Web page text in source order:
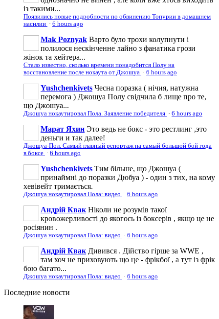
із такими...
Появились новые подробности по обвинению Топурии в домашнем
насилии · 6 hours ago
Mak Poznyak Варто було трохи колупнути і
полилося нескінченне лайно з фанатика грози
жінок та хейтера...
Стало известно, сколько времени понадобится Полу на
восстановление после нокаута от Джошуа · 6 hours ago
Yushchenkivets Чесна поразка ( нічия, натужна
перемога ) Джошуа Полу свідчила б лище про те,
що Джошуа...
Джошуа нокаутировал Пола. Заявление победителя · 6 hours ago
Марат Яхин Это ведь не бокс - это рестлинг ,это
деньги и так далее!
Джошуа-Пол. Самый главный репортаж на самый большой бой года
в боксе · 6 hours ago
Yushchenkivets Тим більше, що Джошуа (
принаймні до поразки Дюбуа ) - один з тих, на кому
хевівейт тримається.
Джошуа нокаутировал Пола: видео · 6 hours ago
Андрій Квак Ніколи не розумів такої
кровожерливості до якогось із боксерів , якщо це не
росіянин .
Джошуа нокаутировал Пола: видео · 6 hours ago
Андрій Квак Дивився . Дійство гірше за WWE ,
там хоч не приховують що це - фрікбої , а тут із фрік
бою багато...
Джошуа нокаутировал Пола: видео · 6 hours ago
Последние новости